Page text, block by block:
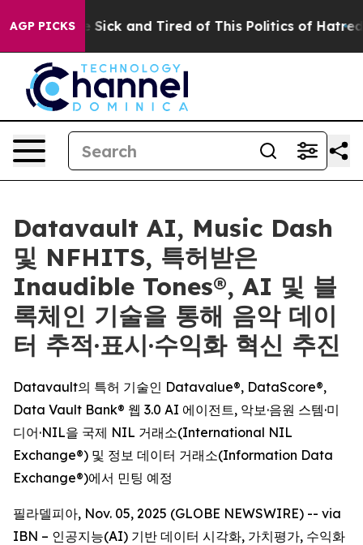
AGP PICKS
Are Sick and Tired of This Politics of Hatred” The
Datavault AI, Music Dash
및 NFHITS, 특허받은
Inaudible Tones®, AI 및 블
록체인 기술을 통해 음악 데이
터 추적·표시·수익화 혁신 추진
Datavault의 특허 기술인 Datavalue®, DataScore®,
Data Vault Bank® 웹 3.0 AI 에이전트, 악보·음원 스템·미
디어·NIL을 국제 NIL 거래소(International NIL
Exchange®) 및 정보 데이터 거래소(Information Data
Exchange®)에서 민팅 예정
필라델피아, Nov. 05, 2025 (GLOBE NEWSWIRE) -- via
IBN – 인공지능(AI) 기반 데이터 시각화, 가치평가, 수익화